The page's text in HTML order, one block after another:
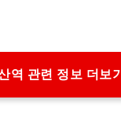
역 관련 정보 더보기